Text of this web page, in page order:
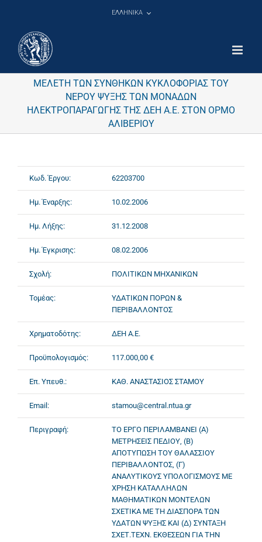
ΕΛΛΗΝΙΚΑ
ΜΕΛΕΤΗ ΤΩΝ ΣΥΝΘΗΚΩΝ ΚΥΚΛΟΦΟΡΙΑΣ ΤΟΥ
ΝΕΡΟΥ ΨΥΞΗΣ ΤΩΝ ΜΟΝΑΔΩΝ
ΗΛΕΚΤΡΟΠΑΡΑΓΩΓΗΣ ΤΗΣ ΔΕΗ Α.Ε. ΣΤΟΝ ΟΡΜΟ
ΑΛΙΒΕΡΙΟΥ
Κωδ. Έργου: 62203700
Ημ. Έναρξης: 10.02.2006
Ημ. Λήξης: 31.12.2008
Ημ. Έγκρισης: 08.02.2006
Σχολή: ΠΟΛΙΤΙΚΩΝ ΜΗΧΑΝΙΚΩΝ
Τομέας:
ΥΔΑΤΙΚΩΝ ΠΟΡΩΝ &
ΠΕΡΙΒΑΛΛΟΝΤΟΣ
Χρηματοδότης: ΔΕΗ Α.Ε.
Προϋπολογισμός: 117.000,00 €
Επ. Υπευθ.: ΚΑΘ. ΑΝΑΣΤΑΣΙΟΣ ΣΤΑΜΟΥ
Email: stamou@central.ntua.gr
Περιγραφή:
ΤΟ ΕΡΓΟ ΠΕΡΙΛΑΜΒΑΝΕΙ (Α)
ΜΕΤΡΗΣΕΙΣ ΠΕΔΙΟΥ, (Β)
ΑΠΟΤΥΠΩΣΗ ΤΟΥ ΘΑΛΑΣΣΙΟΥ
ΠΕΡΙΒΑΛΛΟΝΤΟΣ, (Γ)
ΑΝΑΛΥΤΙΚΟΥΣ ΥΠΟΛΟΓΙΣΜΟΥΣ ΜΕ
ΧΡΗΣΗ ΚΑΤΑΛΛΗΛΩΝ
ΜΑΘΗΜΑΤΙΚΩΝ ΜΟΝΤΕΛΩΝ
ΣΧΕΤΙΚΑ ΜΕ ΤΗ ΔΙΑΣΠΟΡΑ ΤΩΝ
ΥΔΑΤΩΝ ΨΥΞΗΣ ΚΑΙ (Δ) ΣΥΝΤΑΞΗ
ΣΧΕΤ.ΤΕΧΝ. ΕΚΘΕΣΕΩΝ ΓΙΑ ΤΗΝ